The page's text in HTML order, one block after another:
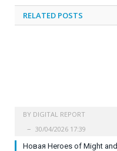
RELATED POSTS
BY DIGITAL REPORT
30/04/2026 17:39
Новая Heroes of Might and